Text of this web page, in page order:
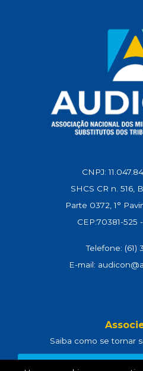
CNPJ:
SHCS CR n. 516,
Parte 0372, 1°
CEP:70381-525
Telefone: (61)
E-mail:
Saiba como se tornar
CLIQUE